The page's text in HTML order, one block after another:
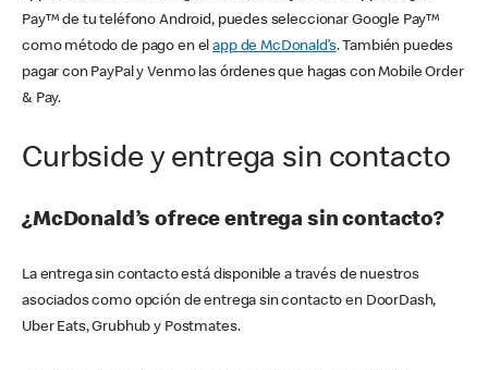
Pay™ de tu teléfono Android, puedes seleccionar Google Pay™
como método de pago en elapp de McDonald’s. También puedes
pagar con PayPal y Venmo las órdenes que hagas con Mobile Order
& Pay.
Curbside y entrega sin contacto
¿McDonald’s ofrece entrega sin contacto?
La entrega sin contacto está disponible a través de nuestros
asociados como opción de entrega sin contacto en DoorDash,
Uber Eats, Grubhub y Postmates.